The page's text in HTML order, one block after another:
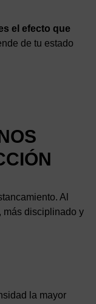
el efecto que
de tu estado
Al
más disciplinado y
la mayor